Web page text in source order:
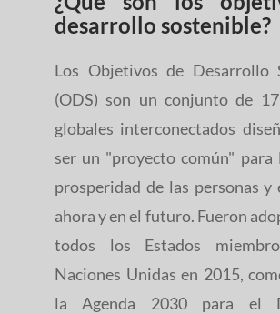
desarrollo sostenible?
Los Objetivos de Desarrollo
(ODS) son un conjunto de
globales interconectados
ser un "proyecto común" para
prosperidad de las personas y
ahora y en el futuro. Fueron
todos los Estados
Naciones Unidas en 2015,
la Agenda 2030 para el